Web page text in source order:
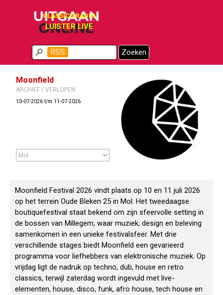
CLASSICS RADIO
LUISTER LIVE
Zoeken
RSS
Menu overslaan
Moonfield
ARCHIEF / VERLOPEN
10-07-2026 t/m 11-07-2026
Moonfield Festival 2026 vindt plaats op 10 en 11 juli 2026
op het terrein Oude Bleken 25 in Mol. Het tweedaagse
boutiquefestival staat bekend om zijn sfeervolle setting in
de bossen van Millegem, waar muziek, design en beleving
samenkomen in een unieke festivalsfeer. Met drie
verschillende stages biedt Moonfield een gevarieerd
programma voor liefhebbers van elektronische muziek. Op
vrijdag ligt de nadruk op techno, dub, house en retro
classics, terwijl zaterdag wordt ingevuld met live-
elementen, house, disco, funk, afro house, tech house en